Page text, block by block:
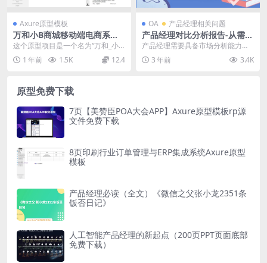
Axure原型模板
万和小B商城移动端电商系统
产品原型模板案例Axure RP
这个原型项目是一个名为“万和_小B
商城_移动端”的电子商务平台，主
要服务于小B客...
1 年前 1.5K 12.4
OA 产品经理相关问题
产品经理对比分析报告-从需求
分析到战略规划
产品经理需要具备市场分析能力，
这包括对竞争对手的分析、市场趋
势的把握以及用户行为...
3 年前 3.4K
原型免费下载
7页【美赞臣POA大会APP】Axure原型模板rp源
文件免费下载
8页印刷行业订单管理与ERP集成系统Axure原型
模板
产品经理必读（全文）《微信之父张小龙2351条
饭否日记》
人工智能产品经理的新起点（200页PPT页面底部
免费下载）